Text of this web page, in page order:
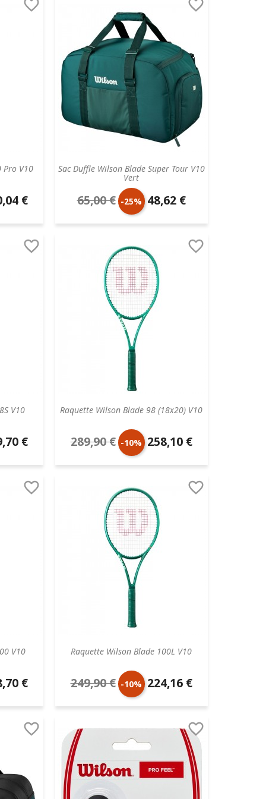
Pro V10

€
Sac Duffle Wilson Blade Super Tour V10
Vert

Prix
de
65,00 € -25% Prix
unitaire
48,62 €
V10

€
Raquette Wilson Blade 98 (18x20) V10

Prix
de
289,90 € -10% Prix
unitaire
258,10 €
V10

€
Raquette Wilson Blade 100L V10

Prix
de
base
249,90 € -10% Prix
unitaire
224,16 €
 